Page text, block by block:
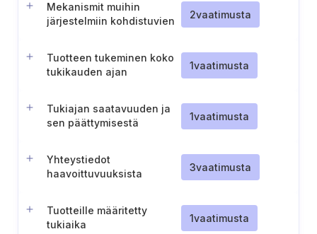
Mekanismit muihin
järjestelmiin kohdistuvien
minimoimiseksi
2vaatimusta
Tuotteen tukeminen koko
tukikauden ajan
1vaatimusta
Tukiajan saatavuuden ja
sen päättymisestä
1vaatimusta
Yhteystiedot
haavoittuvuuksista
3vaatimusta
Tuotteille määritetty
tukiaika
1vaatimusta